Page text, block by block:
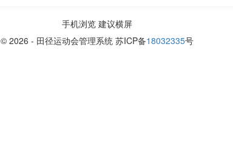
手机浏览 建议横屏
© 2026 - 田径运动会管理系统 苏ICP备18032335号